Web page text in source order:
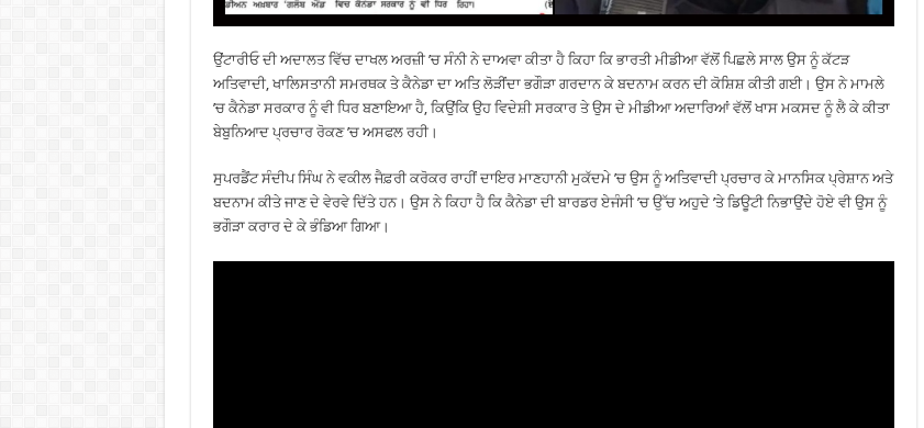
ਉਂਟਾਰੀਓ ਦੀ ਅਦਾਲਤ ਵਿੱਚ ਦਾਖਲ ਅਰਜ਼ੀ ’ਚ ਸੰਨੀ ਨੇ ਦਾਅਵਾ ਕੀਤਾ ਹੈ ਕਿਹਾ ਕਿ ਭਾਰਤੀ ਮੀਡੀਆ ਵੱਲੋਂ ਪਿਛਲੇ ਸਾਲ ਉਸ ਨੂੰ ਕੱਟੜ
ਅਤਿਵਾਦੀ, ਖਾਲਿਸਤਾਨੀ ਸਮਰਥਕ ਤੇ ਕੈਨੇਡਾ ਦਾ ਅਤਿ ਲੋੜੀਂਦਾ ਭਗੌੜਾ ਗਰਦਾਨ ਕੇ ਬਦਨਾਮ ਕਰਨ ਦੀ ਕੋਸ਼ਿਸ਼ ਕੀਤੀ ਗਈ। ਉਸ ਨੇ ਮਾਮਲੇ
’ਚ ਕੈਨੇਡਾ ਸਰਕਾਰ ਨੂੰ ਵੀ ਧਿਰ ਬਣਾਇਆ ਹੈ, ਕਿਉਂਕਿ ਉਹ ਵਿਦੇਸ਼ੀ ਸਰਕਾਰ ਤੇ ਉਸ ਦੇ ਮੀਡੀਆ ਅਦਾਰਿਆਂ ਵੱਲੋਂ ਖਾਸ ਮਕਸਦ ਨੂੰ ਲੈ ਕੇ ਕੀਤਾ
ਬੇਬੁਨਿਆਦ ਪ੍ਰਚਾਰ ਰੋਕਣ ’ਚ ਅਸਫਲ ਰਹੀ।
ਸੁਪਰਡੈਂਟ ਸੰਦੀਪ ਸਿੰਘ ਨੇ ਵਕੀਲ ਜੈਫ਼ਰੀ ਕਰੋਕਰ ਰਾਹੀਂ ਦਾਇਰ ਮਾਣਹਾਨੀ ਮੁਕੱਦਮੇ ’ਚ ਉਸ ਨੂੰ ਅਤਿਵਾਦੀ ਪ੍ਰਚਾਰ ਕੇ ਮਾਨਸਿਕ ਪ੍ਰੇਸ਼ਾਨ ਅਤੇ
ਬਦਨਾਮ ਕੀਤੇ ਜਾਣ ਦੇ ਵੇਰਵੇ ਦਿੱਤੇ ਹਨ। ਉਸ ਨੇ ਕਿਹਾ ਹੈ ਕਿ ਕੈਨੇਡਾ ਦੀ ਬਾਰਡਰ ਏਜੰਸੀ ’ਚ ਉੱਚ ਅਹੁਦੇ ’ਤੇ ਡਿਊਟੀ ਨਿਭਾਉਂਦੇ ਹੋਏ ਵੀ ਉਸ ਨੂੰ
ਭਗੌੜਾ ਕਰਾਰ ਦੇ ਕੇ ਭੰਡਿਆ ਗਿਆ।